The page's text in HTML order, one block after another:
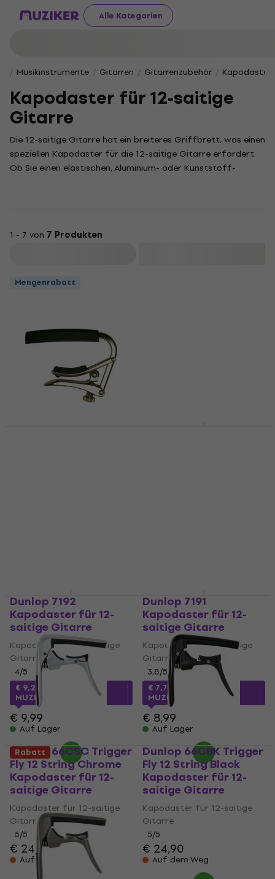
Alle Kategorien
Musikinstrumente Gitarren Gitarrenzubehör Kapodaster
Kapodaster für 12-saitige
Gitarre
Die 12-saitige Gitarre hat ein breiteres Griffbrett, was einen
speziellen Kapodaster für die 12-saitige Gitarre erfordert.
Ob Sie einen elastischen, Aluminium- oder Kunststoff-
1 - 7 von 7 Produkten
Mengenrabatt
Dunlop 7192
Kapodaster für 12-
saitige Gitarre
Kapodaster für 12-saitige
Gitarre
4/5
€ 9,22
mit dem Code
MUZMUZ-5
€ 9,99
Auf Lager
Dunlop 7191
Kapodaster für 12-
saitige Gitarre
Kapodaster für 12-saitige
Gitarre
3,8/5
€ 7,70
mit dem Code
MUZMUZ-10
€ 8,99
Auf Lager
Dunlop 66CSC Trigger
Fly 12 String Chrome
Kapodaster für 12-
saitige Gitarre
Kapodaster für 12-saitige
Gitarre
5/5
€ 24,90
Auf dem Weg
Dunlop 66CBK Trigger
Fly 12 String Black
Kapodaster für 12-
saitige Gitarre
Kapodaster für 12-saitige
Gitarre
5/5
€ 24,90
Auf dem Weg
Rabatt